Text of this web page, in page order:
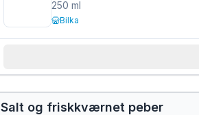
250 ml
Bilka
Salt og friskkværnet peber